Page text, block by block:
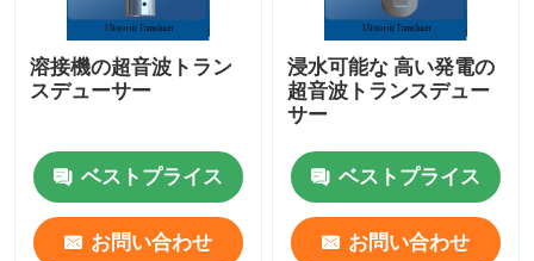
溶接機の超音波トラン
スデューサー
ベストプライス
お問い合わせ
浸水可能な 高い発電の
超音波トランスデュー
サー
ベストプライス
お問い合わせ